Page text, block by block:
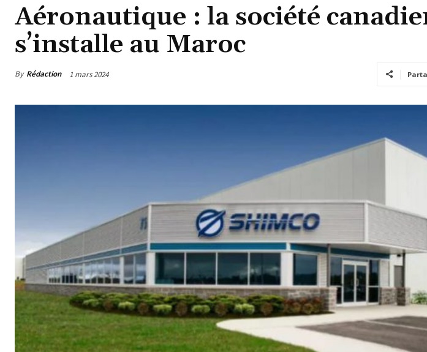
Aéronautique : la société
s’installe au Maroc
By Rédaction 1 mars 2024